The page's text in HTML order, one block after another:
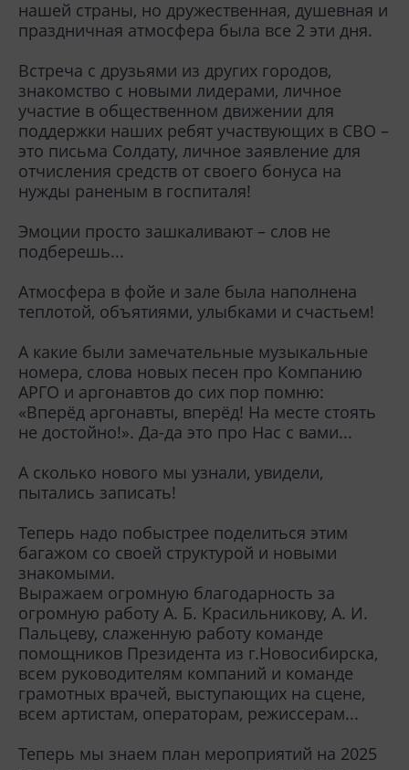
нашей страны, но дружественная, душевная и
праздничная атмосфера была все 2 эти дня.
Встреча с друзьями из других городов,
знакомство с новыми лидерами, личное
участие в общественном движении для
поддержки наших ребят участвующих в СВО –
это письма Солдату, личное заявление для
отчисления средств от своего бонуса на
нужды раненым в госпиталя!
Эмоции просто зашкаливают – слов не
подберешь...
Атмосфера в фойе и зале была наполнена
теплотой, объятиями, улыбками и счастьем!
А какие были замечательные музыкальные
номера, слова новых песен про Компанию
АРГО и аргонавтов до сих пор помню:
«Вперёд аргонавты, вперёд! На месте стоять
не достойно!». Да-да это про Нас с вами...
А сколько нового мы узнали, увидели,
пытались записать!
Теперь надо побыстрее поделиться этим
багажом со своей структурой и новыми
знакомыми.
Выражаем огромную благодарность за
огромную работу А. Б. Красильникову, А. И.
Пальцеву, слаженную работу команде
помощников Президента из г.Новосибирска,
всем руководителям компаний и команде
грамотных врачей, выступающих на сцене,
всем артистам, операторам, режиссерам...
Теперь мы знаем план мероприятий на 2025